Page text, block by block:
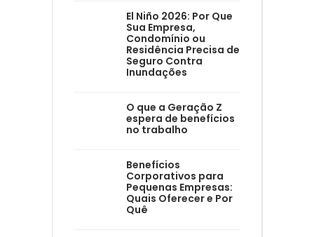
El Niño 2026: Por Que
Sua Empresa,
Condomínio ou
Residência Precisa de
Seguro Contra
Inundações
O que a Geração Z
espera de benefícios
no trabalho
Benefícios
Corporativos para
Pequenas Empresas:
Quais Oferecer e Por
Quê